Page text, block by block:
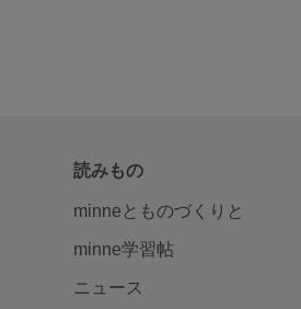
読みもの
minneとものづくりと
minne学習帖
ニュース